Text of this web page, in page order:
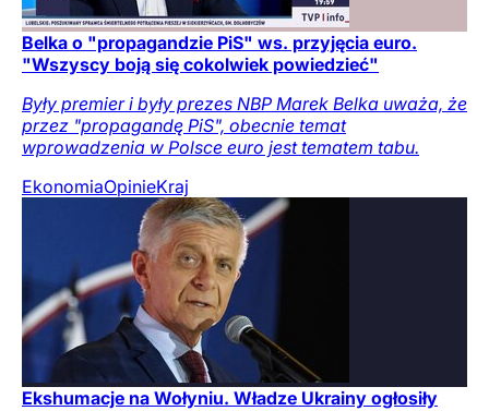
Belka o "propagandzie PiS" ws. przyjęcia euro.
"Wszyscy boją się cokolwiek powiedzieć"
Były premier i były prezes NBP Marek Belka uważa, że
przez "propagandę PiS", obecnie temat
wprowadzenia w Polsce euro jest tematem tabu.
EkonomiaOpinieKraj
Ekshumacje na Wołyniu. Władze Ukrainy ogłosiły